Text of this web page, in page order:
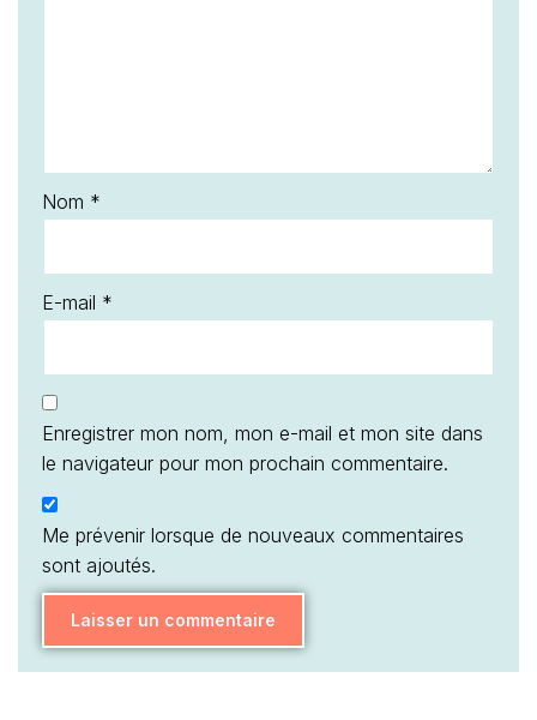
Nom *
E-mail *
Enregistrer mon nom, mon e-mail et mon site dans
le navigateur pour mon prochain commentaire.
Me prévenir lorsque de nouveaux commentaires
sont ajoutés.